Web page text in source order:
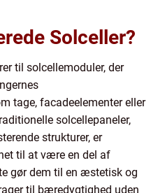
Solceller?
til solcellemoduler, der
tage, facadeelementer eller
solcellepaneler,
strukturer, er
til at være en del af
gør dem til en æstetisk og
til bæredygtighed uden